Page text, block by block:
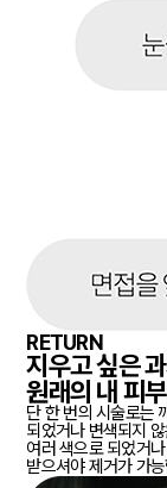
RETURN
지우고 싶은
원래의 내 피
단 한 번의 시술로는
되었거나 변색되지
여러 색으로 되었거
받으셔야 제거가 가